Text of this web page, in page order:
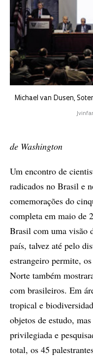
Michael van Dusen,
de Washington
Um encontro de
radicados no Brasil e
comemorações do
completa em maio de
Brasil com uma visão
país, talvez até pelo
estrangeiro permite,
Norte também
com brasileiros. Em
tropical e
objetos de estudo,
privilegiada e
total, os 45